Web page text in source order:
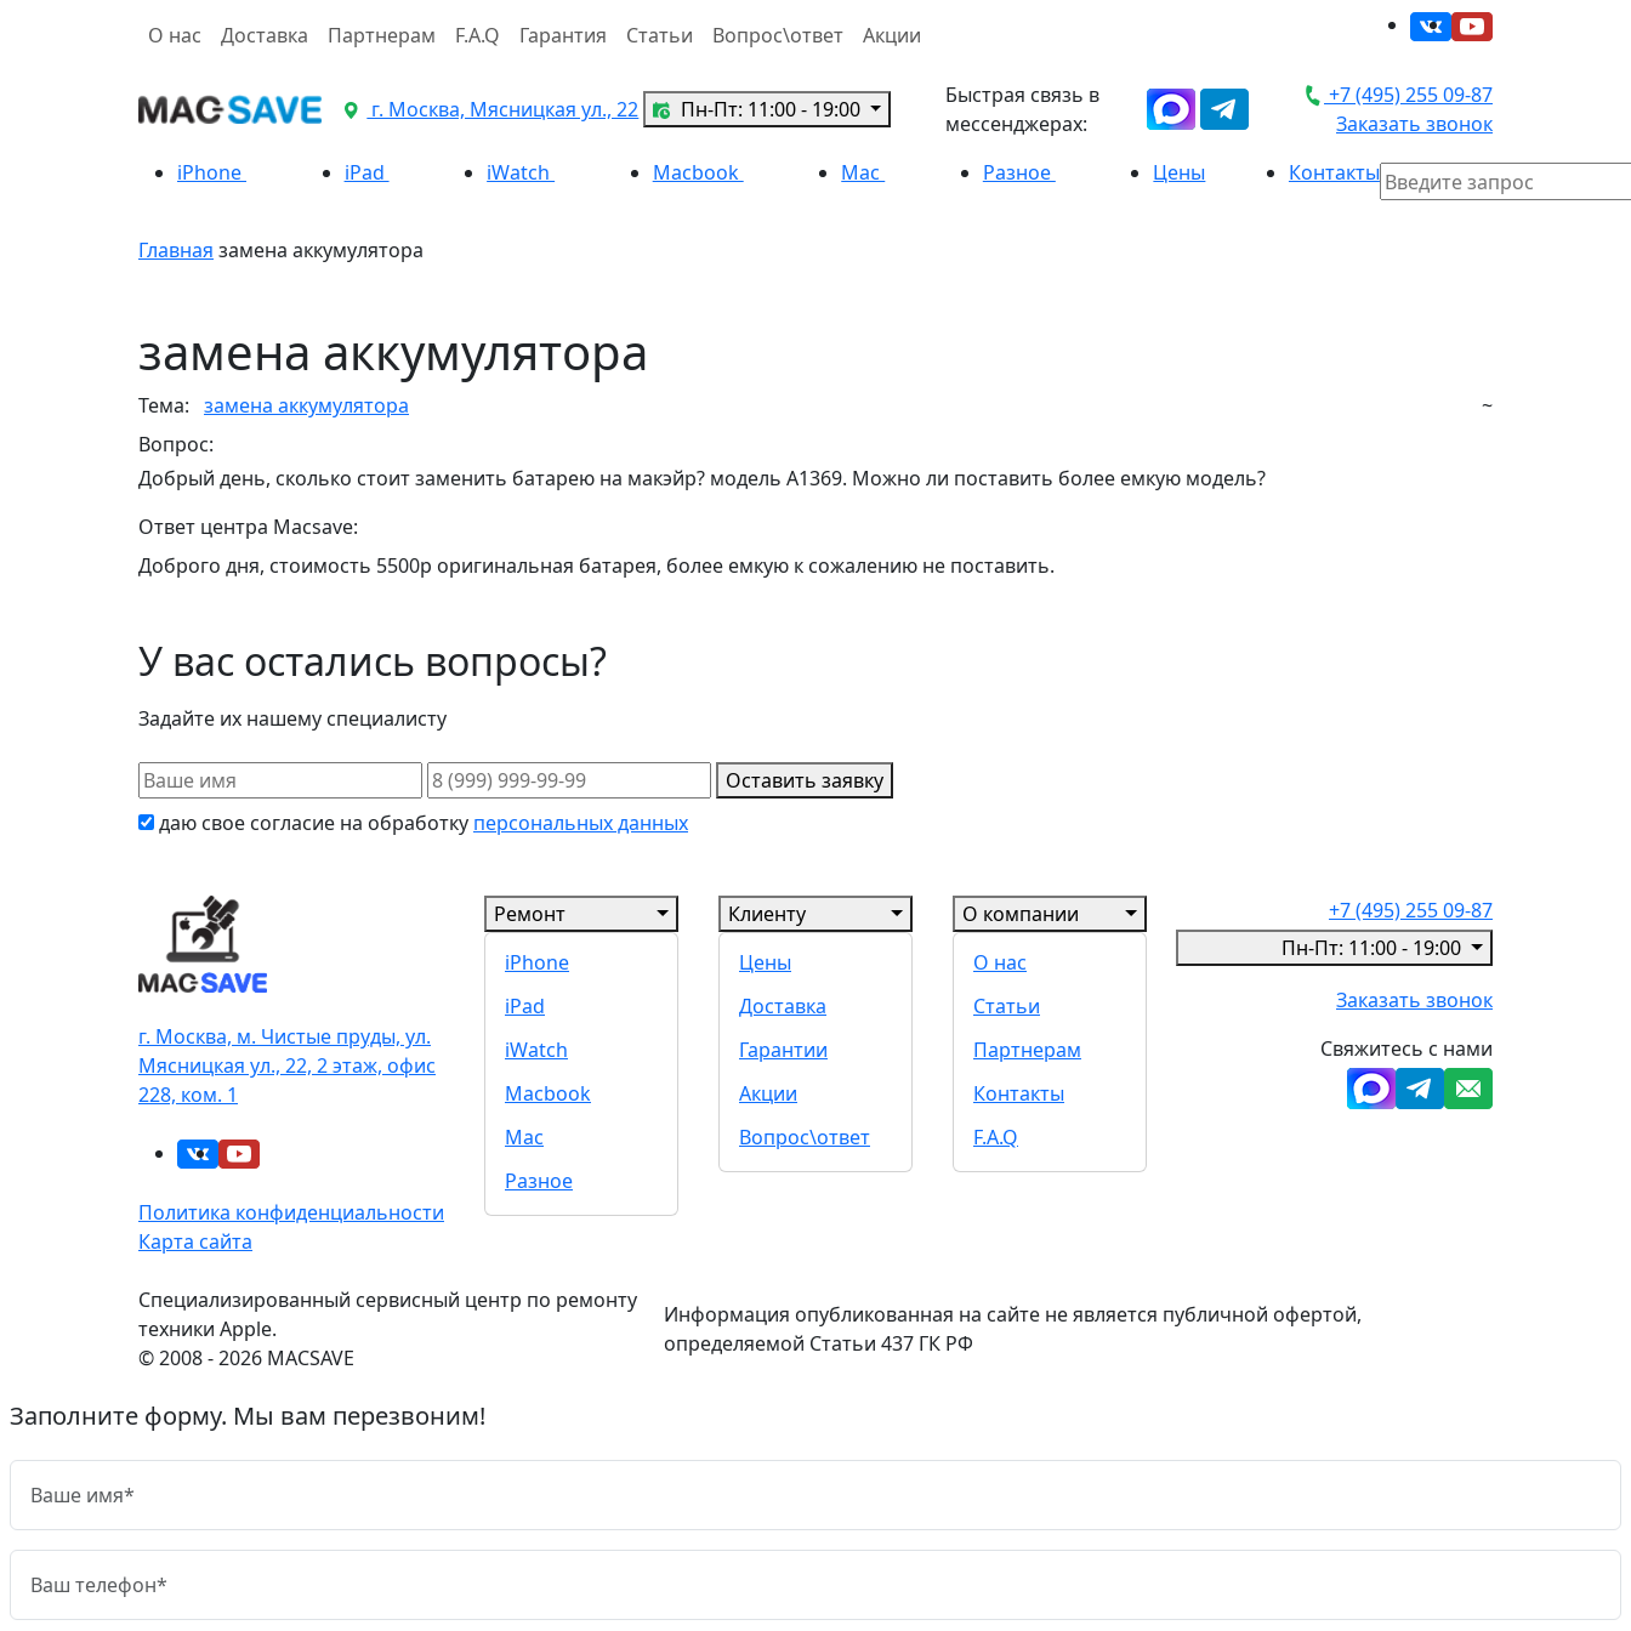
О нас Доставка Партнерам F.A.Q Гарантия Статьи Вопрос\ответ Акции
г. Москва, Мясницкая ул., 22 Пн-Пт: 11:00 - 19:00
Быстрая связь в
мессенджерах:
+7 (495) 255 09-87
Заказать звонок
iPhone
iPad iWatch Macbook Mac Разное Цены Контакты
Главная замена аккумулятора
замена аккумулятора
Тема: замена аккумулятора
~
Вопрос:
Добрый день, сколько стоит заменить батарею на макэйр? модель А1369. Можно ли поставить более емкую модель?
Ответ центра Macsave:
Доброго дня, стоимость 5500р оригинальная батарея, более емкую к сожалению не поставить.
У вас остались вопросы?
Задайте их нашему специалисту
Оставить заявку
даю свое согласие на обработку персональных данных
г. Москва, м. Чистые пруды, ул.
Мясницкая ул., 22, 2 этаж, офис
228, ком. 1
Политика конфиденциальности
Карта сайта
Ремонт
iPhone
iPad
iWatch
Macbook
Mac
Разное
Клиенту
Цены
Доставка
Гарантии
Акции
Вопрос\ответ
О компании
О нас
Статьи
Партнерам
Контакты
F.A.Q
+7 (495) 255 09-87
Пн-Пт: 11:00 - 19:00
Заказать звонок
Свяжитесь с нами
Специализированный сервисный центр по ремонту
техники Apple.
© 2008 - 2026 MACSAVE
Информация опубликованная на сайте не является публичной офертой,
определяемой Статьи 437 ГК РФ
Заполните форму. Мы вам перезвоним!